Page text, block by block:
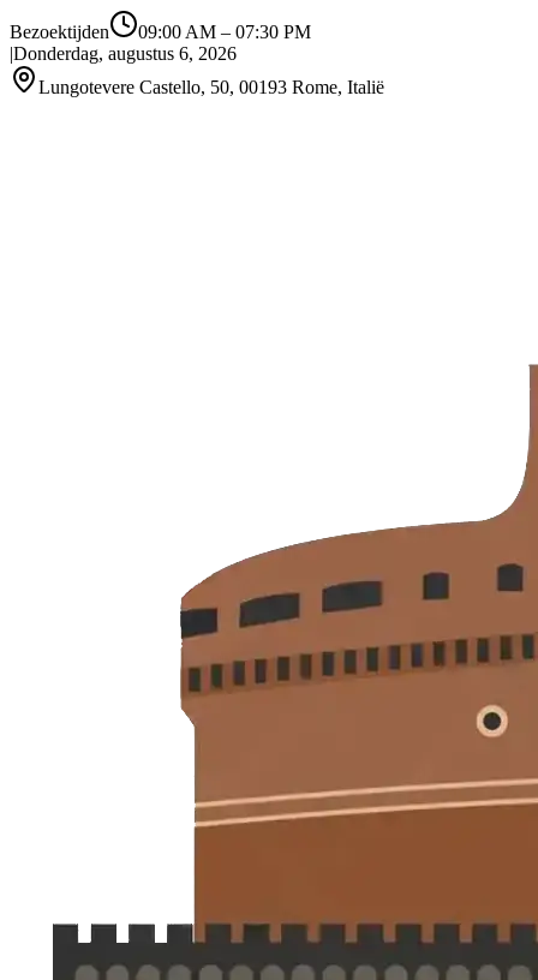
Bezoektijden 09:00 AM – 07:30 PM
|Donderdag, augustus 6, 2026
Lungotevere Castello, 50, 00193 Rome, Italië